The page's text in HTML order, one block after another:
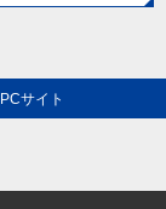
PCサイト